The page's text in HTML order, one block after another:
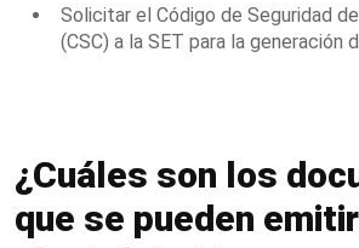
Solicitar el Código de Seguridad
(CSC) a la SET para la generación
¿Cuáles son los
que se pueden